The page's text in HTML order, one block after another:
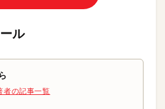
ル
者の記事一覧